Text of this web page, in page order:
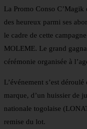
La Promo Conso
des heureux parmi ses
le cadre de cette
MOLEME. Le grand
cérémonie organisée à
L’événement s’est
marque, d’un huissier de
nationale togolaise
remise du lot.